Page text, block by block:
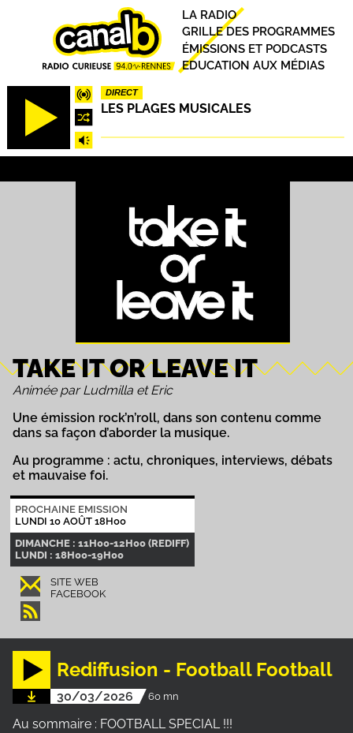
DIRECT
LES PLAGES MUSICALES
Principal
LA RADIO
GRILLE DES PROGRAMMES
ÉMISSIONS ET PODCASTS
EDUCATION AUX MÉDIAS
TAKE IT OR LEAVE IT
Animée par Ludmilla et Eric
Une émission rock’n’roll, dans son contenu comme
dans sa façon d’aborder la musique.
Au programme : actu, chroniques, interviews, débats
et mauvaise foi.
PROCHAINE EMISSION
LUNDI 10 AOÛT 18H00
DIMANCHE : 11H00-12H00 (REDIFF)
LUNDI : 18H00-19H00
SITE WEB
FACEBOOK
Rediffusion - Football Football
30/03/2026 60 mn
Au sommaire : FOOTBALL SPECIAL !!!